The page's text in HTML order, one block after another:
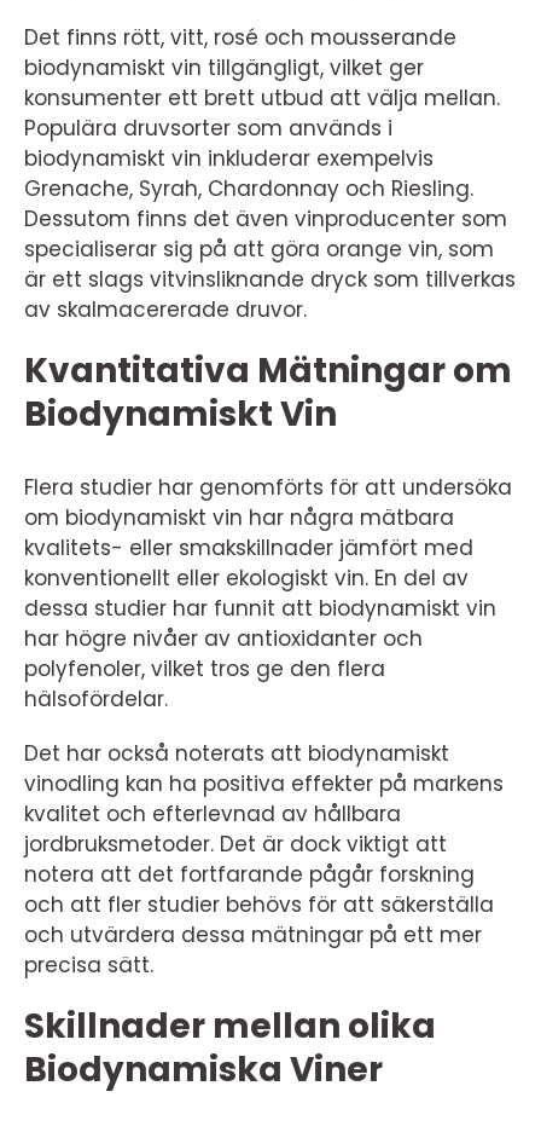
Det finns rött, vitt, rosé och mousserande
biodynamiskt vin tillgängligt, vilket ger
konsumenter ett brett utbud att välja mellan.
Populära druvsorter som används i
biodynamiskt vin inkluderar exempelvis
Grenache, Syrah, Chardonnay och Riesling.
Dessutom finns det även vinproducenter som
specialiserar sig på att göra orange vin, som
är ett slags vitvinsliknande dryck som tillverkas
av skalmacererade druvor.
Kvantitativa Mätningar om
Biodynamiskt Vin
Flera studier har genomförts för att undersöka
om biodynamiskt vin har några mätbara
kvalitets- eller smakskillnader jämfört med
konventionellt eller ekologiskt vin. En del av
dessa studier har funnit att biodynamiskt vin
har högre nivåer av antioxidanter och
polyfenoler, vilket tros ge den flera
hälsofördelar.
Det har också noterats att biodynamiskt
vinodling kan ha positiva effekter på markens
kvalitet och efterlevnad av hållbara
jordbruksmetoder. Det är dock viktigt att
notera att det fortfarande pågår forskning
och att fler studier behövs för att säkerställa
och utvärdera dessa mätningar på ett mer
precisa sätt.
Skillnader mellan olika
Biodynamiska Viner